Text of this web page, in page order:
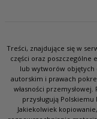
Treści, znajdujące się w
części oraz poszczególne
lub wytworów objętych
autorskim i prawach
własności
przysługują
Jakiekolwiek